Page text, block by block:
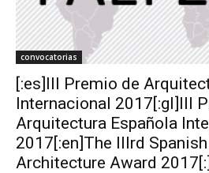
convocatorias
[:es]III Premio de
Internacional 2017[:gl]III
Arquitectura Española
2017[:en]The IIIrd
Architecture Award 2017[:]